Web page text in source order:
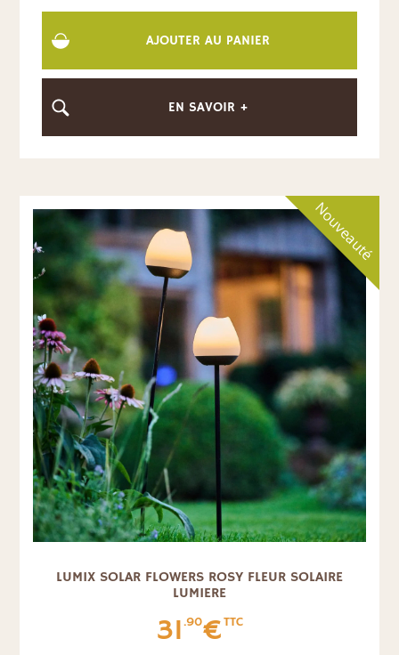
AJOUTER AU PANIER
EN SAVOIR +
Nouveauté
LUMIX SOLAR FLOWERS ROSY FLEUR SOLAIRE
LUMIERE
31.90€TTC